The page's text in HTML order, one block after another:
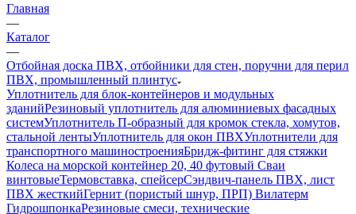
Главная
—
Каталог
—
Отбойная доска ПВХ, отбойники для стен, поручни для перил
ПВХ, промышленный плинтус
Уплотнитель для блок-контейнеров и модульных
зданийРезиновый уплотнитель для алюминиевых фасадных
системУплотнитель П-образный для кромок стекла, хомутов,
стальной лентыУплотнитель для окон ПВХУплотнители для
транспортного машиностроенияБридж-фитинг для стяжки
Колеса на морской контейнер 20, 40 футовый Сваи
винтовыеТермовставка, спейсерСэндвич-панель ПВХ, лист
ПВХ жесткийГернит (пористый шнур, ПРП) Вилатерм
ГидрошпонкаРезиновые смеси, технические